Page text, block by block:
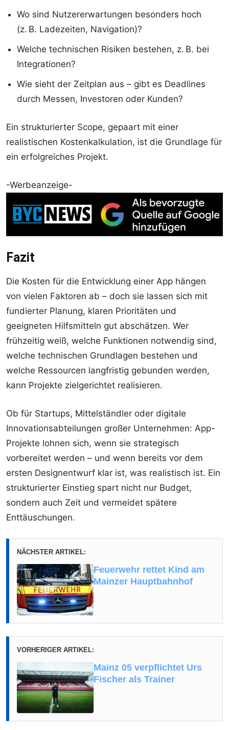
Wo sind Nutzererwartungen besonders hoch
(z. B. Ladezeiten, Navigation)?
Welche technischen Risiken bestehen, z. B. bei
Integrationen?
Wie sieht der Zeitplan aus – gibt es Deadlines
durch Messen, Investoren oder Kunden?
Ein strukturierter Scope, gepaart mit einer
realistischen Kostenkalkulation, ist die Grundlage für
ein erfolgreiches Projekt.
-Werbeanzeige-
Fazit
Die Kosten für die Entwicklung einer App hängen
von vielen Faktoren ab – doch sie lassen sich mit
fundierter Planung, klaren Prioritäten und
geeigneten Hilfsmitteln gut abschätzen. Wer
frühzeitig weiß, welche Funktionen notwendig sind,
welche technischen Grundlagen bestehen und
welche Ressourcen langfristig gebunden werden,
kann Projekte zielgerichtet realisieren.
Ob für Startups, Mittelständler oder digitale
Innovationsabteilungen großer Unternehmen: App-
Projekte lohnen sich, wenn sie strategisch
vorbereitet werden – und wenn bereits vor dem
ersten Designentwurf klar ist, was realistisch ist. Ein
strukturierter Einstieg spart nicht nur Budget,
sondern auch Zeit und vermeidet spätere
Enttäuschungen.
NÄCHSTER ARTIKEL:
Feuerwehr rettet Kind am
Mainzer Hauptbahnhof
VORHERIGER ARTIKEL:
Mainz 05 verpflichtet Urs
Fischer als Trainer